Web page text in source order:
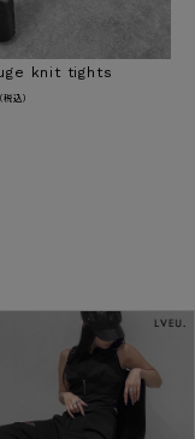
knit tights
（税込）